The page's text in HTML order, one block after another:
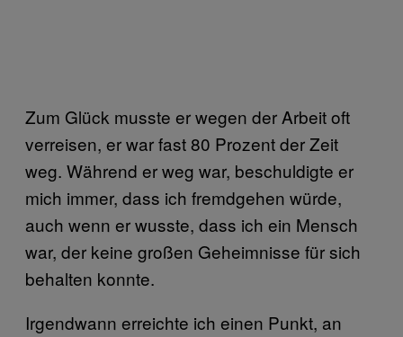
Zum Glück musste er wegen der Arbeit oft
verreisen, er war fast 80 Prozent der Zeit
weg. Während er weg war, beschuldigte er
mich immer, dass ich fremdgehen würde,
auch wenn er wusste, dass ich ein Mensch
war, der keine großen Geheimnisse für sich
behalten konnte.
Irgendwann erreichte ich einen Punkt, an